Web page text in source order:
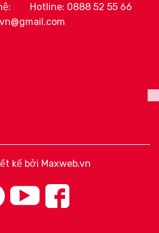
Hotline: 0888 52 55 66
kế bởi Maxweb.vn